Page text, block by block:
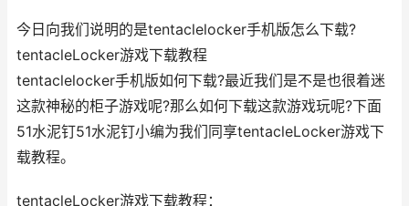
今日向我们说明的是tentaclelocker手机版怎么下载?
tentacleLocker游戏下载教程
tentaclelocker手机版如何下载?最近我们是不是也很着迷
这款神秘的柜子游戏呢?那么如何下载这款游戏玩呢?下面
51水泥钉51水泥钉小编为我们同享tentacleLocker游戏下
载教程。
tentacleLocker游戏下载教程：